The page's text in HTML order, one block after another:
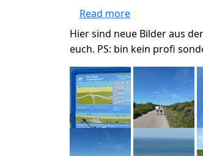
Read moreabout Bilder
Hier sind neue Bilder aus
euch. PS: bin kein profi